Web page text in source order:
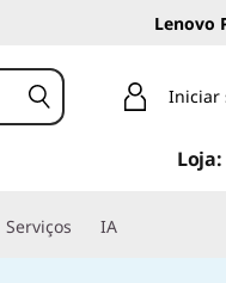
Lenovo
Iniciar
Loja:
Serviços IA